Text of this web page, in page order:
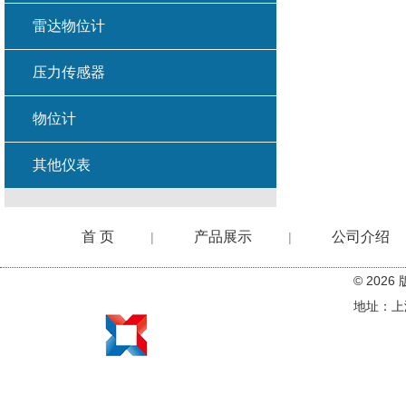
雷达物位计
压力传感器
物位计
其他仪表
首 页 | 产品展示 | 公司介绍
在线留言
© 2026
地址：